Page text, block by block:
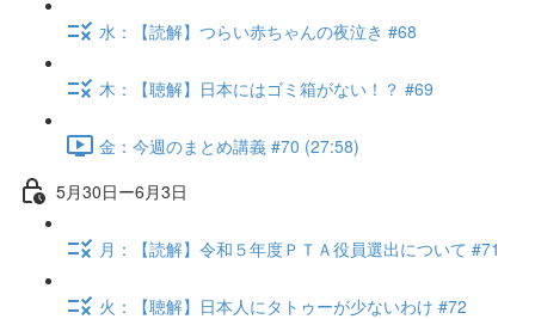
水：【読解】つらい赤ちゃんの夜泣き #68
木：【聴解】日本にはゴミ箱がない！？ #69
金：今週のまとめ講義 #70 (27:58)
5月30日ー6月3日
月：【読解】令和５年度ＰＴＡ役員選出について #71
火：【聴解】日本人にタトゥーが少ないわけ #72